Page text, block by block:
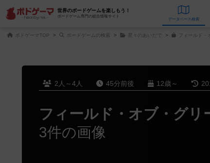
世界のボードゲームを楽しもう！
ボードゲーム専門の総合情報サイト
データベース
ボドゲーマTOP ボードゲームの検索 星々のあいだで フィールド・
2人～4人 45分前後 12歳～
フィールド・オブ・グリ
3件の画像